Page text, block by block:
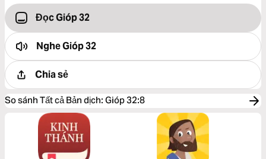
Đọc Gióp 32
NgheGióp 32
Chia sẻ
So sánh Tất cả Bản dịch: Gióp 32:8